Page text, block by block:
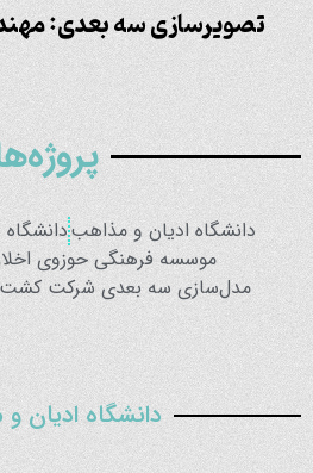
تصویرسازی سه بعدی:
دانشگاه ادیان و مذاهب
موسسه فرهنگی حوزوی
مدل‌سازی سه بعدی شرکت
دانشگاه ادیان